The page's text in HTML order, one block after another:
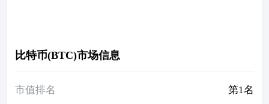
比特币(BTC)市场信息
市值排名 第1名